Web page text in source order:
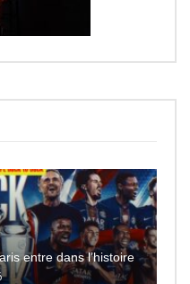
entre dans l’histoire